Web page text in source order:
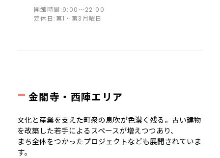
開館時間:9:00～22:00
定休日:第1・第3月曜日
- 金閣寺・西陣エリア
文化と産業を支えた町衆の息吹が色濃く残る。古い建物
を改築した若手によるスペースが増えつつあり、
まち全体をつかったプロジェクトなども展開されていま
す。